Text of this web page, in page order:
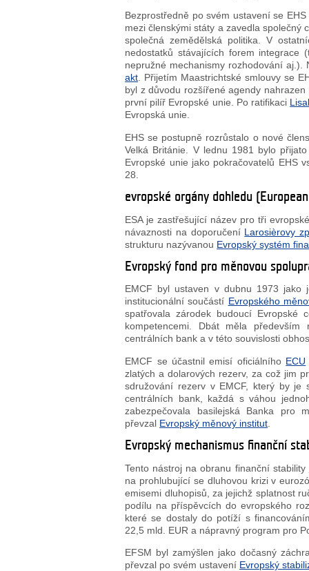
Bezprostředně po svém ustavení se
mezi členskými státy a zavedla
společná zemědělská politika. V
nedostatků stávajících forem integrace
nepružné mechanismy rozhodování
akt. Přijetím Maastrichtské smlouvy se
byl z důvodu rozšířené agendy
první pilíř Evropské unie. Po ratifikaci
Evropská unie.
EHS se postupně rozrůstalo o nové
Velká Británie. V lednu 1981 bylo
Evropské unie jako pokračovatelů EHS
28.
evropské orgány dohledu
ESA je zastřešující název pro tři
návaznosti na doporučení Larosièrovy
strukturu nazývanou Evropský systém
Evropský fond pro měnovou
EMCF byl ustaven v dubnu 1973
institucionální součástí Evropského
spatřovala zárodek budoucí Evropské
kompetencemi. Dbát měla
centrálních bank a v této souvislosti
EMCF se účastnil emisí oficiálního ECU
zlatých a dolarových rezerv, za což jim
sdružování rezerv v EMCF, který by je
centrálních bank, každá s váhou
zabezpečovala basilejská Banka pro
převzal Evropský měnový institut
Evropský mechanismus finanční
Tento nástroj na obranu finanční stability
na prohlubující se dluhovou krizi v
emisemi dluhopisů, za jejichž splatnost
podílu na příspěvcích do evropského
které se dostaly do potíží s
22,5 mld. EUR a nápravný program pro
EFSM byl zamýšlen jako dočasný
převzal po svém ustavení Evropský